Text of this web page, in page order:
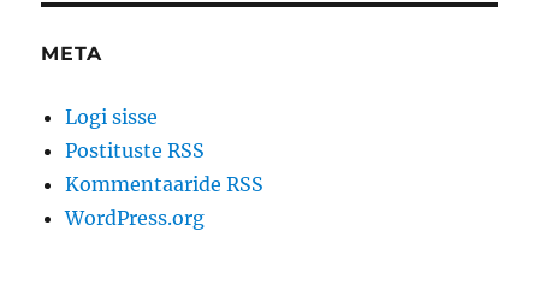
META
Logi sisse
Postituste RSS
Kommentaaride RSS
WordPress.org